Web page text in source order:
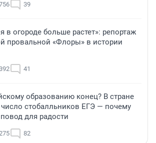
39
в огороде больше растет»: репортаж
провальной «Флоры» в истории
41
образованию конец? В стране
число стобалльников ЕГЭ — почему
для радости
82